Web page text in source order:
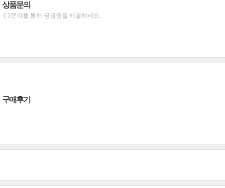
상품문의
1:1문의를 통해 궁금증을 해결하세요.
구매후기